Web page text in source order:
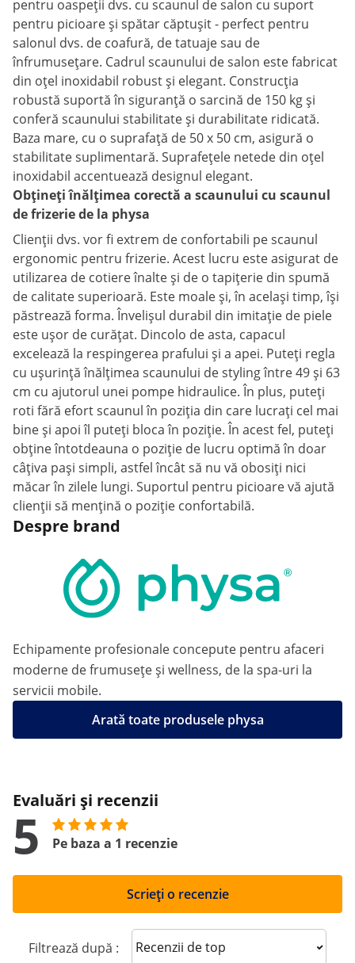
pentru oaspeții dvs. cu scaunul de salon cu suport
pentru picioare și spătar căptușit - perfect pentru
salonul dvs. de coafură, de tatuaje sau de
înfrumusețare. Cadrul scaunului de salon este fabricat
din oțel inoxidabil robust și elegant. Construcția
robustă suportă în siguranță o sarcină de 150 kg și
conferă scaunului stabilitate și durabilitate ridicată.
Baza mare, cu o suprafață de 50 x 50 cm, asigură o
stabilitate suplimentară. Suprafețele netede din oțel
inoxidabil accentuează designul elegant.
Obțineți înălțimea corectă a scaunului cu scaunul
de frizerie de la physa
Clienții dvs. vor fi extrem de confortabili pe scaunul
ergonomic pentru frizerie. Acest lucru este asigurat de
utilizarea de cotiere înalte și de o tapițerie din spumă
de calitate superioară. Este moale și, în același timp, își
păstrează forma. Învelișul durabil din imitație de piele
este ușor de curățat. Dincolo de asta, capacul
excelează la respingerea prafului și a apei. Puteți regla
cu ușurință înălțimea scaunului de styling între 49 și 63
cm cu ajutorul unei pompe hidraulice. În plus, puteți
roti fără efort scaunul în poziția din care lucrați cel mai
bine și apoi îl puteți bloca în poziție. În acest fel, puteți
obține întotdeauna o poziție de lucru optimă în doar
câțiva pași simpli, astfel încât să nu vă obosiți nici
măcar în zilele lungi. Suportul pentru picioare vă ajută
clienții să mențină o poziție confortabilă.
Despre brand
Echipamente profesionale concepute pentru afaceri
moderne de frumusețe și wellness, de la spa-uri la
servicii mobile.
Arată toate produsele physa
Evaluări și recenzii
5 Pe baza a 1 recenzie
Scrieți o recenzie
Filtrează după : Sort reviews